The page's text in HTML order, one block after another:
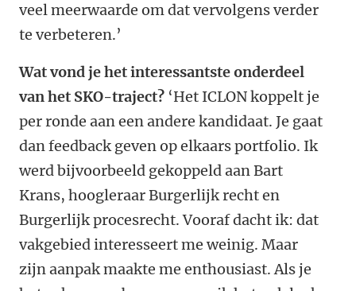
veel meerwaarde om dat vervolgens verder
te verbeteren.’
Wat vond je het interessantste onderdeel
van het SKO-traject? ‘Het ICLON koppelt je
per ronde aan een andere kandidaat. Je gaat
dan feedback geven op elkaars portfolio. Ik
werd bijvoorbeeld gekoppeld aan Bart
Krans, hoogleraar Burgerlijk recht en
Burgerlijk procesrecht. Vooraf dacht ik: dat
vakgebied interesseert me weinig. Maar
zijn aanpak maakte me enthousiast. Als je